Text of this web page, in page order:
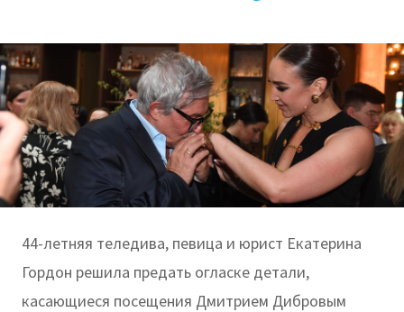
44-летняя теледива, певица и юрист Екатерина
Гордон решила предать огласке детали,
касающиеся посещения Дмитрием Дибровым